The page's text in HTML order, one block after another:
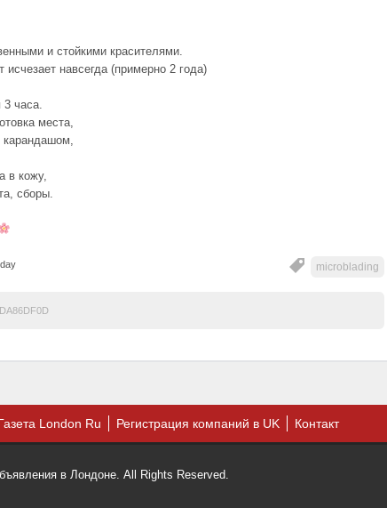
и стойкими красителями.
навсегда (примерно 2 года)
3 часа.
места,
в кожу,
сборы.
microblading
London Ru Регистрация компаний в UK Контакт
в Лондоне. All Rights Reserved.